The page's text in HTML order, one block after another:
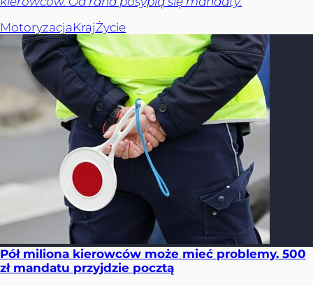
MotoryzacjaKrajŻycie
Pół miliona kierowców może mieć problemy. 500
zł mandatu przyjdzie pocztą